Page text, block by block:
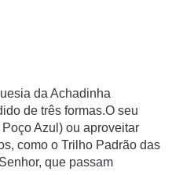
da Achadinha
de três formas.O seu
Azul) ou aproveitar
como o Trilho Padrão das
que passam